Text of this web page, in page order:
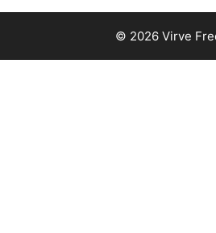
© 2026 Virve